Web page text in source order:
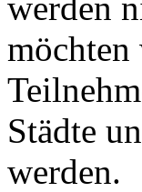
Städte
werden.